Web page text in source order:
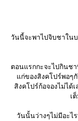
วันนี้จะพาไปจิบชาใน
ตอนแรกกะจะไปกินชา
ก่ของสิงคโปร์พอๆกั
สิงคโปร์ก้อจองไม่ได้
เ
วันนั้นว่างๆไม่มีอะไ